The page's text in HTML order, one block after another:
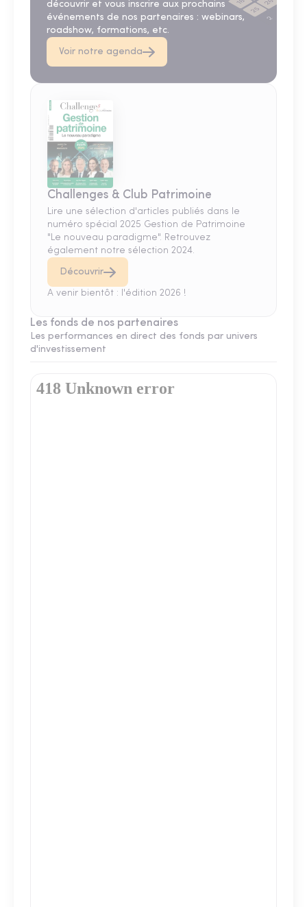
découvrir et vous inscrire aux prochains
événements de nos partenaires : webinars,
roadshow, formations, etc.
Voir notre agenda
Challenges & Club Patrimoine
Lire une sélection d'articles publiés dans le
numéro spécial 2025 Gestion de Patrimoine
"Le nouveau paradigme". Retrouvez
également notre sélection 2024.
Découvrir
A venir bientôt : l'édition 2026 !
Les fonds de nos partenaires
Les performances en direct des fonds par univers
d'investissement